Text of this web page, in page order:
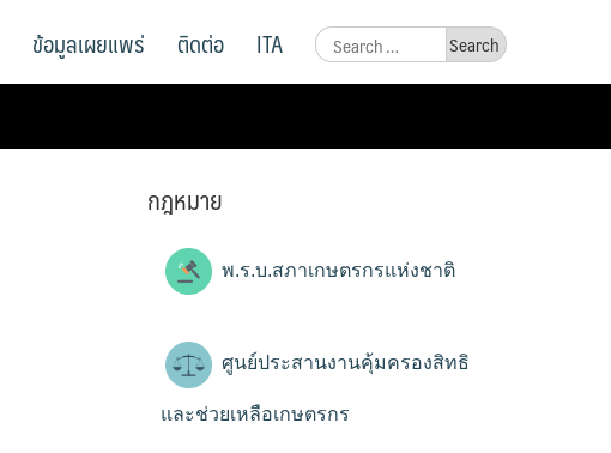
Search
for:
ข้อมูลเผยแพร่ ติดต่อ ITA
กฎหมาย
พ.ร.บ.สภาเกษตรกรแห่งชาติ
ศูนย์ประสานงานคุ้มครองสิทธิ
และช่วยเหลือเกษตรกร